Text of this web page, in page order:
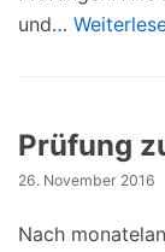
und…
Prüfung
26. November 2016
Nach